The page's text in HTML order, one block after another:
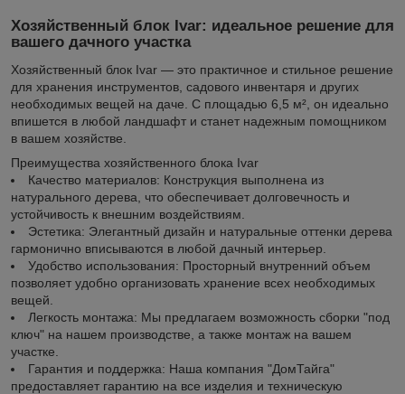
Хозяйственный блок Ivar: идеальное решение для
вашего дачного участка
Хозяйственный блок Ivar — это практичное и стильное решение
для хранения инструментов, садового инвентаря и других
необходимых вещей на даче. С площадью 6,5 м², он идеально
впишется в любой ландшафт и станет надежным помощником
в вашем хозяйстве.
Преимущества хозяйственного блока Ivar
Качество материалов: Конструкция выполнена из
натурального дерева, что обеспечивает долговечность и
устойчивость к внешним воздействиям.
Эстетика: Элегантный дизайн и натуральные оттенки дерева
гармонично вписываются в любой дачный интерьер.
Удобство использования: Просторный внутренний объем
позволяет удобно организовать хранение всех необходимых
вещей.
Легкость монтажа: Мы предлагаем возможность сборки "под
ключ" на нашем производстве, а также монтаж на вашем
участке.
Гарантия и поддержка: Наша компания "ДомТайга"
предоставляет гарантию на все изделия и техническую